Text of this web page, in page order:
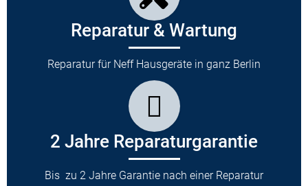
Reparatur & Wartung
Reparatur für Neff Hausgeräte in ganz Berlin
2 Jahre Reparaturgarantie
Bis zu 2 Jahre Garantie nach einer Reparatur